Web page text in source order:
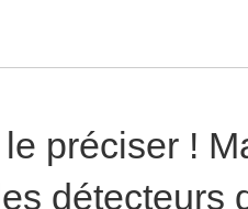
préciser !
détecteurs